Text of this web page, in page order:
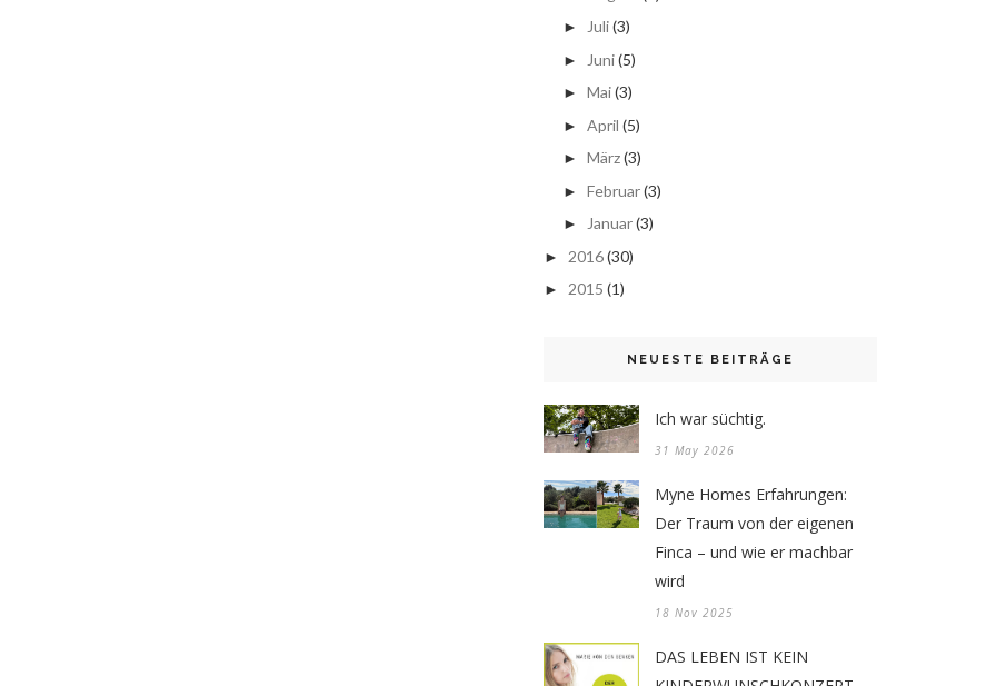
► Juli(3)
► Juni(5)
► Mai(3)
► April (5)
► März(3)
► Februar(3)
► Januar(3)
► 2016(30)
► 2015 (1)
NEUESTE BEITRÄGE
Ich war süchtig.
31 May 2026
Myne Homes Erfahrungen:
Der Traum von der eigenen
Finca – und wie er machbar
wird
18 Nov 2025
DAS LEBEN IST KEIN